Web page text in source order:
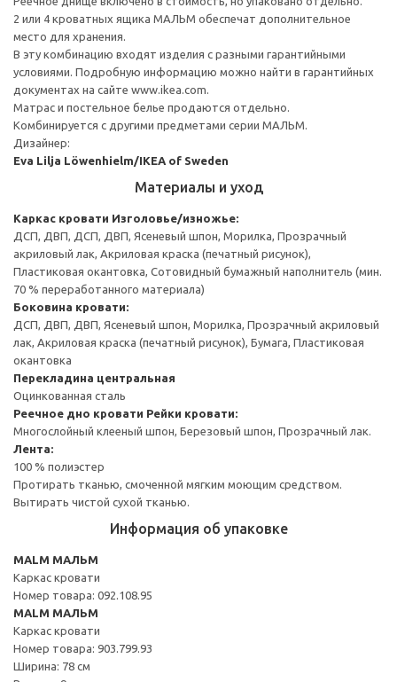
2 или 4 кроватных ящика МАЛЬМ обеспечат дополнительное
место для хранения.
В эту комбинацию входят изделия с разными гарантийными
условиями. Подробную информацию можно найти в гарантийных
документах на сайте www.ikea.com.
Матрас и постельное белье продаются отдельно.
Комбинируется с другими предметами серии МАЛЬМ.
Дизайнер:
Eva Lilja Löwenhielm/IKEA of Sweden
Материалы и уход
Каркас кровати Изголовье/изножье:
ДСП, ДВП, ДСП, ДВП, Ясеневый шпон, Морилка, Прозрачный
акриловый лак, Акриловая краска (печатный рисунок),
Пластиковая окантовка, Сотовидный бумажный наполнитель (мин.
70 % переработанного материала)
Боковина кровати:
ДСП, ДВП, ДВП, Ясеневый шпон, Морилка, Прозрачный акриловый
лак, Акриловая краска (печатный рисунок), Бумага, Пластиковая
окантовка
Перекладина центральная
Оцинкованная сталь
Реечное дно кровати Рейки кровати:
Многослойный клееный шпон, Березовый шпон, Прозрачный лак.
Лента:
100 % полиэстер
Протирать тканью, смоченной мягким моющим средством.
Вытирать чистой сухой тканью.
Информация об упаковке
MALM МАЛЬМ
Каркас кровати
Номер товара: 092.108.95
MALM МАЛЬМ
Каркас кровати
Номер товара: 903.799.93
Ширина: 78 см